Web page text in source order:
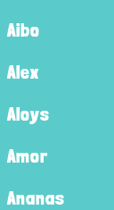
Aibo
Alex
Aloys
Amor
Ananas